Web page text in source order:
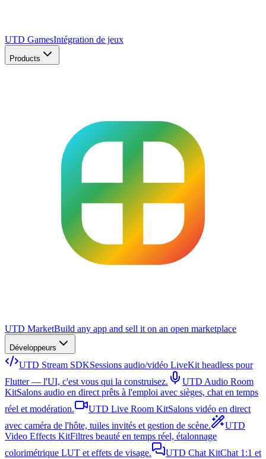
UTD GamesIntégration de jeux
Products
UTD MarketBuild any app and sell it on an open marketplace
Développeurs
UTD Stream SDKSessions audio/vidéo LiveKit headless pour
Flutter — l'UI, c'est vous qui la construisez.
UTD Audio Room
KitSalons audio en direct prêts à l'emploi avec sièges, chat en temps
réel et modération.
UTD Live Room KitSalons vidéo en direct
avec caméra de l'hôte, tuiles invités et gestion de scène.
UTD
Video Effects KitFiltres beauté en temps réel, étalonnage
colorimétrique LUT et effets de visage.
UTD Chat KitChat 1:1 et